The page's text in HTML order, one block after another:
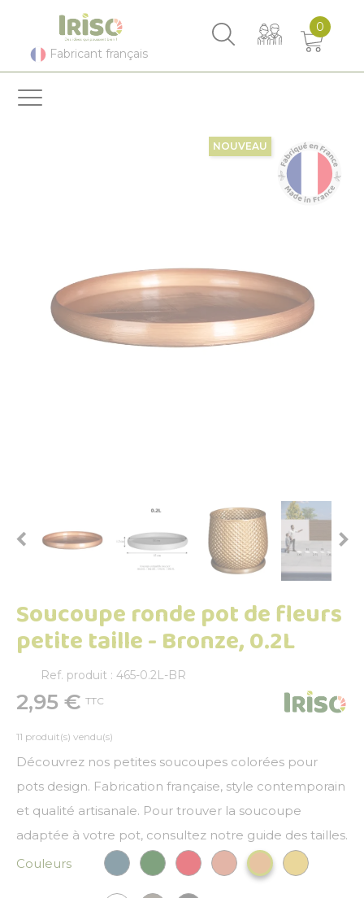
Fabricant français
0
NOUVEAU
 
Soucoupe ronde pot de fleurs
petite taille - Bronze, 0.2L
Ref. produit : 465-0.2L-BR
2,95 € TTC
11 produit(s) vendu(s)
Découvrez nos petites soucoupes colorées pour
pots design. Fabrication française, style contemporain
et qualité artisanale. Pour trouver la soucoupe
adaptée à votre pot, consultez notre guide des tailles.
Couleurs
Bleu paonVert FoncéRougeCuivre BronzeOr
Panneau de gestion des cookies